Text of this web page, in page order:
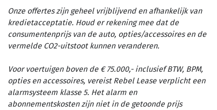
Onze offertes zijn geheel vrijblijvend en afhankelijk van
kredietacceptatie. Houd er rekening mee dat de
consumentenprijs van de auto, opties/accessoires en de
vermelde CO2-uitstoot kunnen veranderen.
Voor voertuigen boven de € 75.000,- inclusief BTW, BPM,
opties en accessoires, vereist Rebel Lease verplicht een
alarmsysteem klasse 5. Het alarm en
abonnementskosten zijn niet in de getoonde prijs